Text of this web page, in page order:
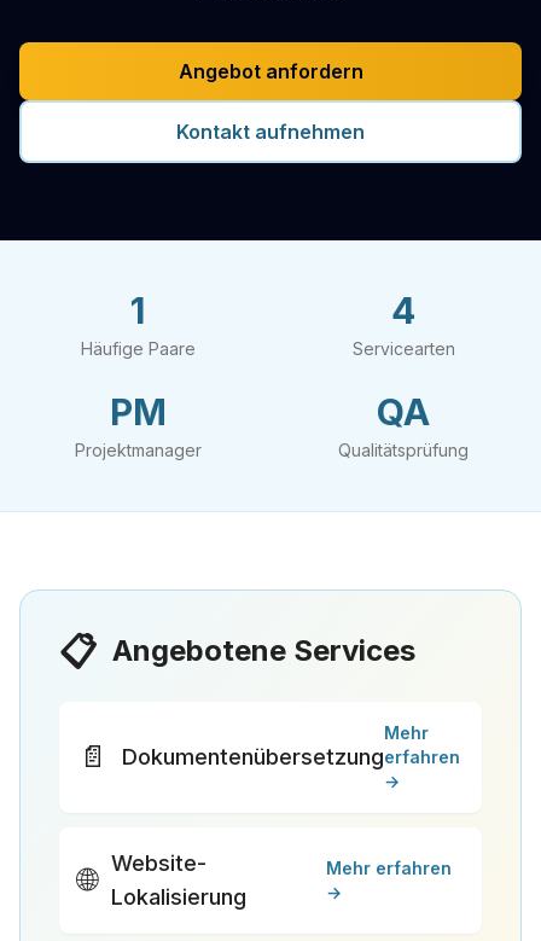
Angebot anfordern
Kontakt aufnehmen
1
Häufige Paare
4
Servicearten
PM
Projektmanager
QA
Qualitätsprüfung
📋 Angebotene Services
📄 Dokumentenübersetzung
Mehr
erfahren
→
🌐 Website-
Lokalisierung
Mehr erfahren
→